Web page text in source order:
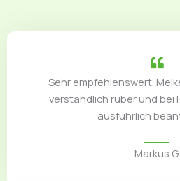
Sehr empfehlenswert.
verständlich rüber und bei
ausführlich
Markus G.